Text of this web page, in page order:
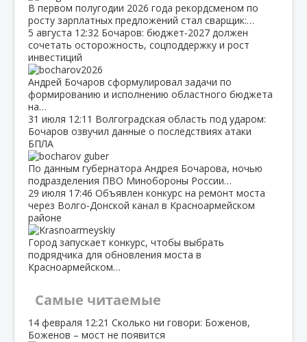
В первом полугодии 2026 года рекордсменом по
росту зарплатных предложений стал сварщик:…
5 августа 12:32 Бочаров: бюджет‑2027 должен
сочетать осторожность, соцподдержку и рост
инвестиций
Андрей Бочаров сформулировал задачи по
формированию и исполнению областного бюджета
на…
31 июля 12:11 Волгоградская область под ударом:
Бочаров озвучил данные о последствиях атаки
БПЛА
По данным губернатора Андрея Бочарова, ночью
подразделения ПВО Минобороны России…
29 июля 17:46 Объявлен конкурс на ремонт моста
через Волго‑Донской канал в Красноармейском
районе
Город запускает конкурс, чтобы выбрать
подрядчика для обновления моста в
Красноармейском…
Самые читаемые
14 февраля 12:21 Сколько ни говори: Боженов,
Боженов – мост не появится